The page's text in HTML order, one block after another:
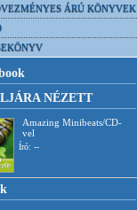
ÁRÚ KÖNYVEK
NÉZETT
Amazing Minibeats/CD-
vel
Író: --